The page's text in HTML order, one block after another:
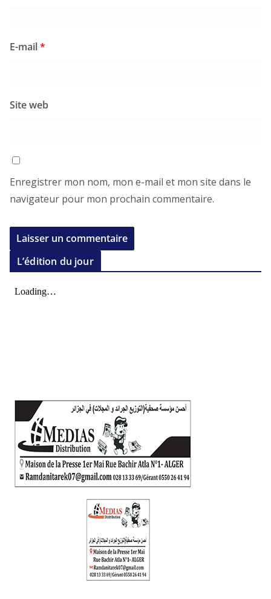
E-mail*
Site web
Enregistrer mon nom, mon e-mail et mon site dans le
navigateur pour mon prochain commentaire.
L’édition du jour